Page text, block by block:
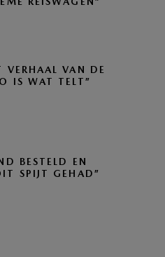
VERHAAL VAN DE
IS WAT TELT”
BESTELD EN
SPIJT GEHAD”